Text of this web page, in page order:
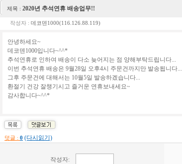
제목 : 2020년 추석연휴 배송업무!!
작성자 : 데코덴1000(116.126.88.119)
안녕하세요~
데코덴1000입니다~^^*
추석연휴로 인하여 배송이 다소 늦어지는 점 양해부탁드립니다...
이번 추석연휴 배송은 9월28일 오후4시 주문건까지만 발송됩니다...
그후 주문건에 대해서는 10월5일 발송하겠습니다...
환절기 건강 잘챙기시고 즐거운 연휴보내세요~
감사합니다~^^*
덧글 : 0 (다시읽기)